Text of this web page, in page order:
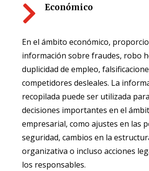
 Económico
En el ámbito económico,
información sobre fraudes, robo
duplicidad de empleo,
competidores desleales. La
recopilada puede ser utilizada
decisiones importantes en el
empresarial, como ajustes en las
seguridad, cambios en la
organizativa o incluso acciones
los responsables.